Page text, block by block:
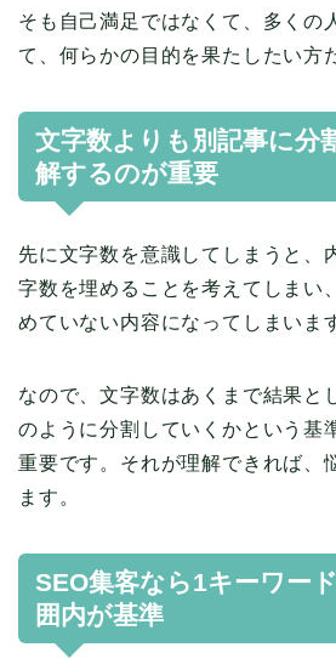
そも自己満足ではなくて、多くの
て、何らかの目的を果たしたい方
文字数よりも別記事に分
解するのが重要
先に文字数を意識してしまうと、
字数を埋めることを考えてしまい
めていない内容になってしまいま
なので、文字数はあくまで結果と
のように分割していくかという基
重要です。それが理解できれば、
ます。
SEO集客なら1キーワー
囲内が基準